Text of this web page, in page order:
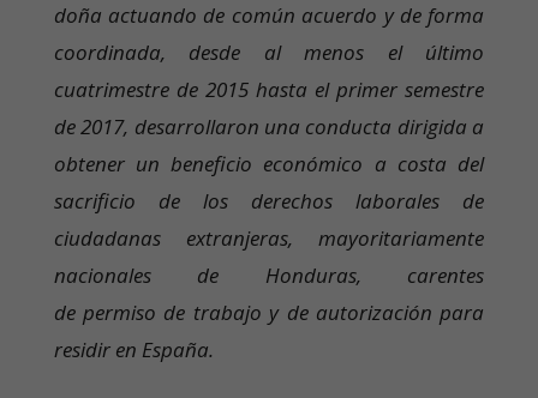
doña actuando de común acuerdo y de forma
coordinada, desde al menos el último
cuatrimestre de 2015 hasta el primer semestre
de 2017, desarrollaron una conducta dirigida a
obtener un beneficio económico a costa del
sacrificio de los derechos laborales de
ciudadanas extranjeras, mayoritariamente
nacionales de Honduras, carentes
de permiso de trabajo y de autorización para
residir en España.